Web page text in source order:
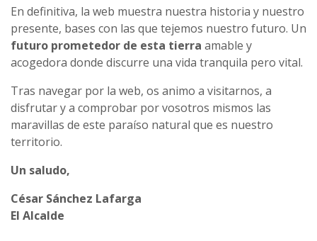
En definitiva, la web muestra nuestra historia y nuestro
presente, bases con las que tejemos nuestro futuro. Un
futuro prometedor de esta tierra amable y
acogedora donde discurre una vida tranquila pero vital.
Tras navegar por la web, os animo a visitarnos, a
disfrutar y a comprobar por vosotros mismos las
maravillas de este paraíso natural que es nuestro
territorio.
Un saludo,
César Sánchez Lafarga
El Alcalde